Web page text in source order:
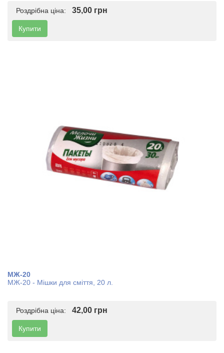
Роздрібна ціна: 35,00 грн
Купити
МЖ-20
МЖ-20 - Мішки для сміття, 20 л.
Роздрібна ціна: 42,00 грн
Купити